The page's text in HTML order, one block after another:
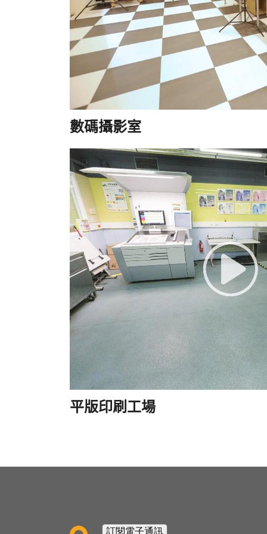
數碼攝影室
平版印刷工場